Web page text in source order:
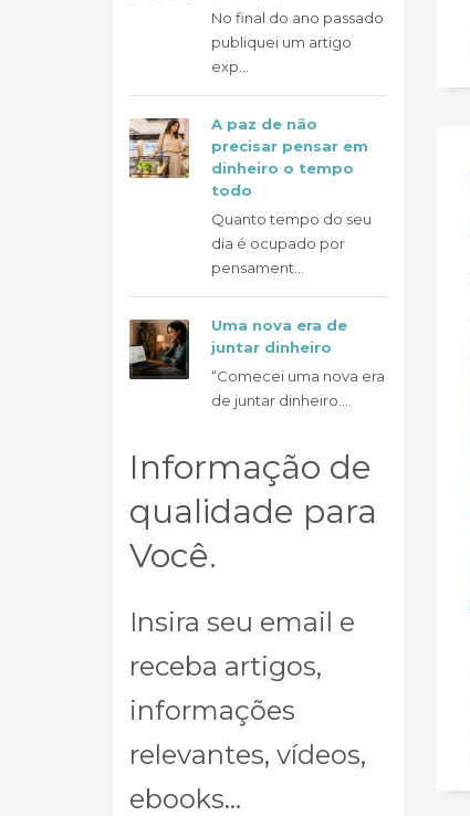
No final do ano passado
publiquei um artigo
exp...
A paz de não
precisar pensar em
dinheiro o tempo
todo
Quanto tempo do seu
dia é ocupado por
pensament...
Uma nova era de
juntar dinheiro
“Comecei uma nova era
de juntar dinheiro....
Informação de
qualidade para
Você.
Insira seu email e
receba artigos,
informações
relevantes, vídeos,
ebooks...